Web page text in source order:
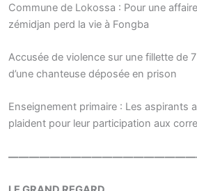
Commune de Lokossa : Pour une
zémidjan perd la vie à Fongba
Accusée de violence sur une fillette de
d’une chanteuse déposée en prison
Enseignement primaire : Les aspirants
plaident pour leur participation aux